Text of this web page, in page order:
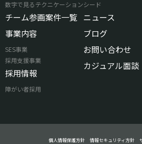
数字で見るテクニケーションシード
チーム参画案件一覧
事業内容
SES事業
採用支援事業
採用情報
障がい者採用
ニュース
ブログ
お問い合わせ
カジュアル面談
個人情報保護方針 情報セキュリティ方針